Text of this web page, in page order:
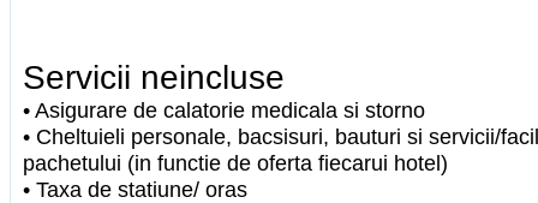
Servicii neincluse
• Asigurare de calatorie medicala si storno
• Cheltuieli personale, bacsisuri, bauturi si servicii/
pachetului (in functie de oferta fiecarui hotel)
• Taxa de statiune/ oras